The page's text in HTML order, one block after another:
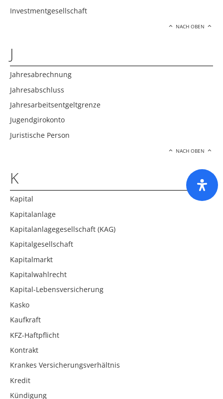
Investmentgesellschaft
NACH OBEN
J
Jahresabrechnung
Jahresabschluss
Jahresarbeitsentgeltgrenze
Jugendgirokonto
Juristische Person
NACH OBEN
K
Kapital
Kapitalanlage
Kapitalanlagegesellschaft (KAG)
Kapitalgesellschaft
Kapitalmarkt
Kapitalwahlrecht
Kapital-Lebensversicherung
Kasko
Kaufkraft
KFZ-Haftpflicht
Kontrakt
Krankes Versicherungsverhältnis
Kredit
Kündigung